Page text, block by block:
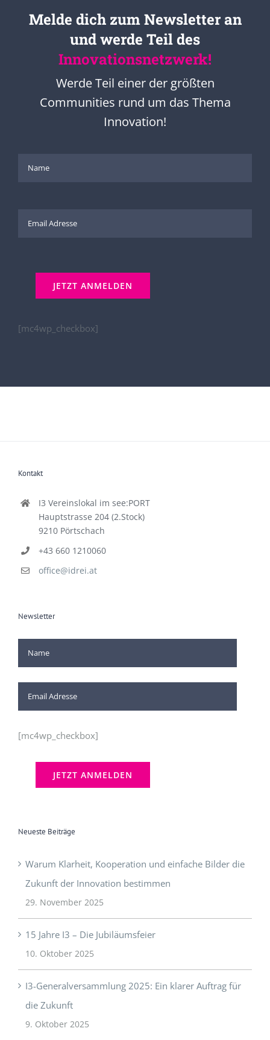
Melde dich zum Newsletter an
und werde Teil des
Innovationsnetzwerk!
Werde Teil einer der größten
Communities rund um das Thema
Innovation!
[mc4wp_checkbox]
Kontakt
I3 Vereinslokal im see:PORT
Hauptstrasse 204 (2.Stock)
9210 Pörtschach
+43 660 1210060
office@idrei.at
Newsletter
[mc4wp_checkbox]
Neueste Beiträge
Warum Klarheit, Kooperation und einfache Bilder die
Zukunft der Innovation bestimmen
29. November 2025
15 Jahre I3 – Die Jubiläumsfeier
10. Oktober 2025
I3-Generalversammlung 2025: Ein klarer Auftrag für
die Zukunft
9. Oktober 2025